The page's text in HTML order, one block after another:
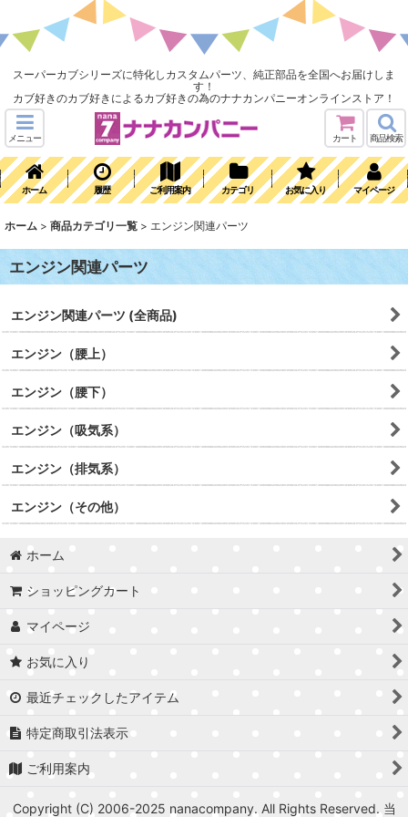
スーパーカブシリーズに特化しカスタムパーツ、純正部品を全国へお届けしま
す！
カブ好きのカブ好きによるカブ好きの為のナナカンパニーオンラインストア！
メニュー カート 商品検索
ホーム 履歴 ご利用案内 カテゴリ お気に入り マイページ
ホーム > 商品カテゴリ一覧 > エンジン関連パーツ
エンジン関連パーツ
エンジン関連パーツ (全商品)
エンジン（腰上）
エンジン（腰下）
エンジン（吸気系）
エンジン（排気系）
エンジン（その他）
ホーム
ショッピングカート
マイページ
お気に入り
最近チェックしたアイテム
特定商取引法表示
ご利用案内
Copyright (C) 2006-2025 nanacompany. All Rights Reserved. 当